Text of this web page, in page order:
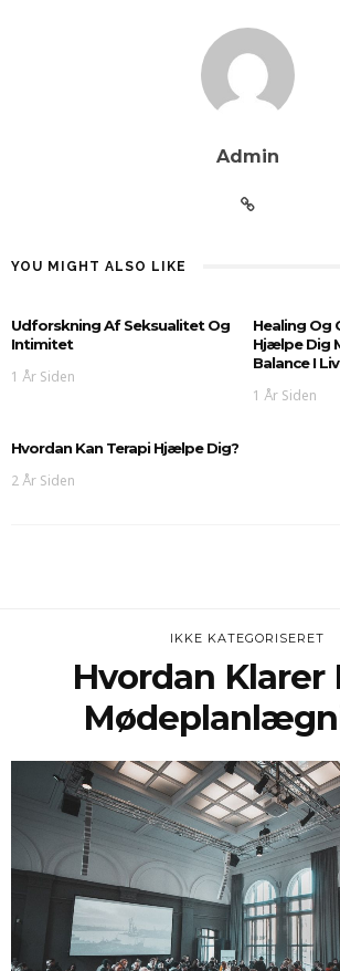
Admin
YOU MIGHT ALSO LIKE
Udforskning Af Seksualitet Og
Intimitet
1 År Siden
Healing Og
Hjælpe Dig
Balance I
1 År Siden
Hvordan Kan Terapi Hjælpe Dig?
2 År Siden
IKKE KATEGORISERET
Hvordan Klarer